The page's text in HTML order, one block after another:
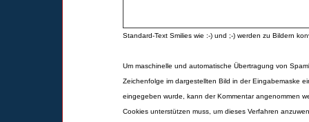
Standard-Text Smilies wie :-) und ;-) werden zu Bildern
Um maschinelle und automatische Übertragung von
Zeichenfolge im dargestellten Bild in der Eingabemaske
eingegeben wurde, kann der Kommentar angenommen
Cookies unterstützen muss, um dieses Verfahren